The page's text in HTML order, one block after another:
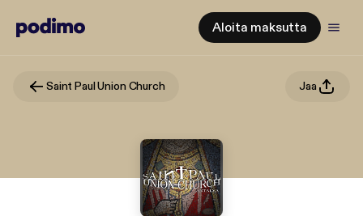
Aloita maksutta
Saint Paul Union Church Jaa